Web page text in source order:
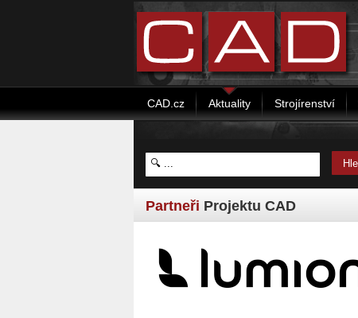
CAD.cz Aktuality Strojírenství
Partneři Projektu CAD